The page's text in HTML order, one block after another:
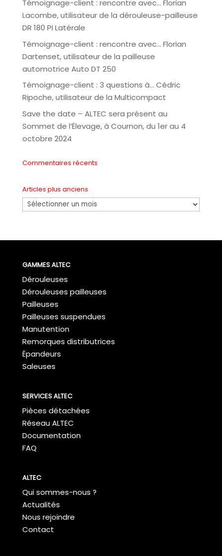
Témoignage-client : rencontre avec… Florian
Lacombe, utilisateur de la dérouleuse-pailleuse
DR 180 PI Latérale
Témoignage-client : rencontre avec… Florian
Dartenset, utilisateur de la pailleuse
automotrice Auto DT 250
Témoignage-client : 3 questions à… Cédric
Ripoche, utilisateur de la Multicompact
Save the date – ALTEC sera présent au
Sommet de l’Élevage, à Cournon, du 1er au 4
octobre 2024
Commentaires récents
Articles plus anciens
Articles
GAMMES ALTEC
Dérouleuses
Dérouleuses pailleuses
Pailleuses
Pailleuses suspendues
Manutention
Remorques distributrices
Épandeurs
Saleuses
SERVICES ALTEC
Pièces détachées
Réseau ALTEC
Documentation
FAQ
ALTEC
Qui sommes-nous ?
Actualités
Nous rejoindre
Contact